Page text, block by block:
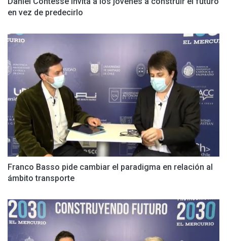
en vez de predecirlo
Franco Basso pide cambiar el paradigma en relación al
ámbito transporte